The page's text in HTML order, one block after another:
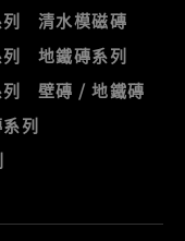
清水模磁磚
地鐵磚系列
壁磚 / 地鐵磚
列